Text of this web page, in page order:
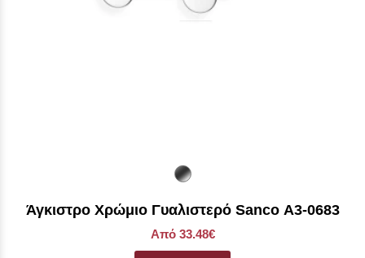
Άγκιστρο Χρώμιο Γυαλιστερό Sanco Α3-0683
Από 33.48€